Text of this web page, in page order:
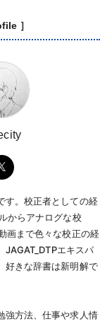
］
す。校正者としての経
からアナログな校
画まで色々な校正の経
JAGAT_DTPエキスパ
好きな辞書は新明解で
強方法、仕事や求人情